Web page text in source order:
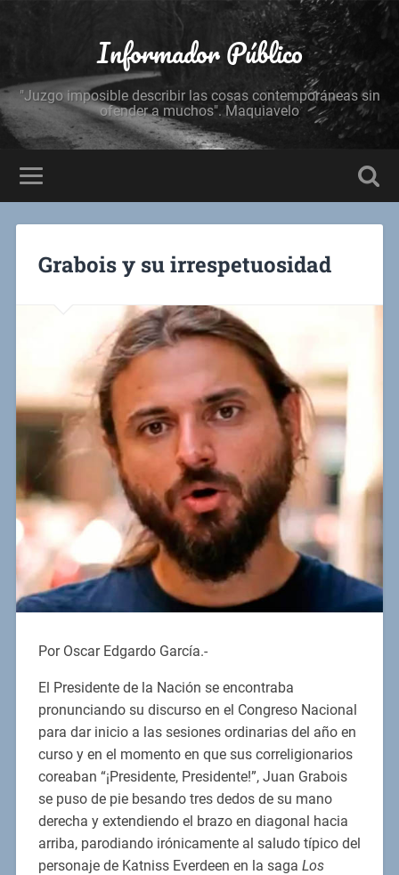
Informador Público
"Juzgo imposible describir las cosas contemporáneas sin
ofender a muchos". Maquiavelo
Grabois y su irrespetuosidad
Por Oscar Edgardo García.-
El Presidente de la Nación se encontraba
pronunciando su discurso en el Congreso Nacional
para dar inicio a las sesiones ordinarias del año en
curso y en el momento en que sus correligionarios
coreaban “¡Presidente, Presidente!”, Juan Grabois
se puso de pie besando tres dedos de su mano
derecha y extendiendo el brazo en diagonal hacia
arriba, parodiando irónicamente al saludo típico del
personaje de Katniss Everdeen en la saga Los